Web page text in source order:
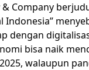
Company
Indonesia”
dengan
bisa naik
walaupun